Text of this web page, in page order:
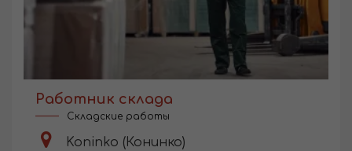
Работник склада
Складские работы
Koninko (Конинко)